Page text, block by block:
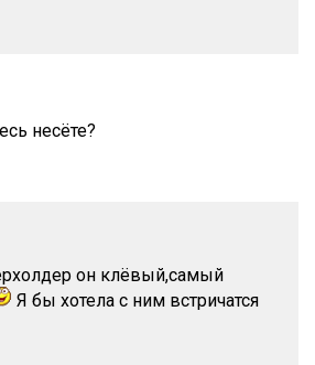
несёте?
он клёвый,самый
Я бы хотела с ним встричатся